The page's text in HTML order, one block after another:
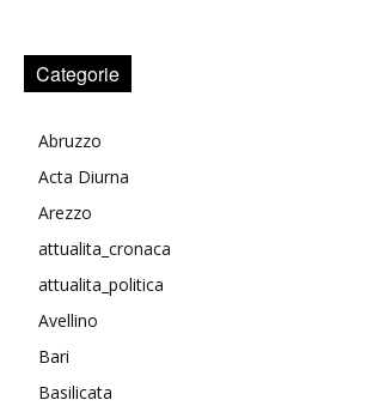
Categorie
Abruzzo
Acta Diurna
Arezzo
attualita_cronaca
attualita_politica
Avellino
Bari
Basilicata